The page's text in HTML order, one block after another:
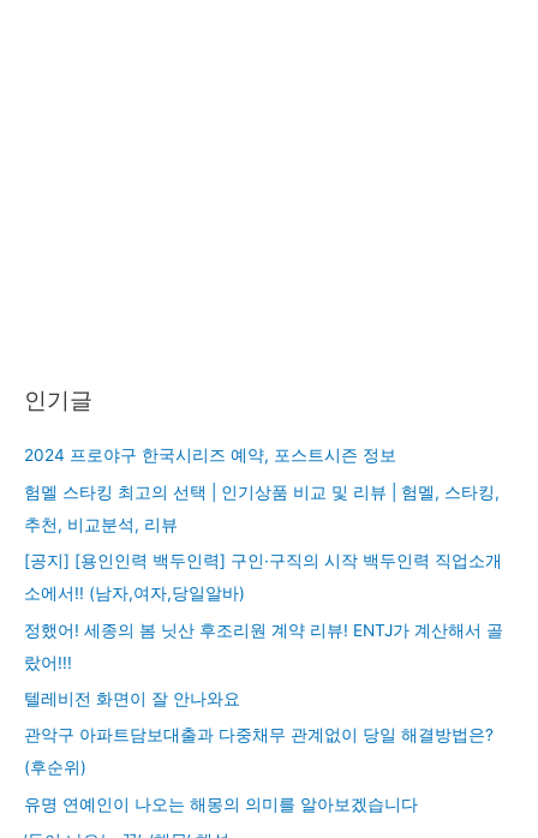
인기글
2024 프로야구 한국시리즈 예약, 포스트시즌 정보
험멜 스타킹 최고의 선택 | 인기상품 비교 및 리뷰 | 험멜, 스타킹,
추천, 비교분석, 리뷰
[공지] [용인인력 백두인력] 구인·구직의 시작 백두인력 직업소개
소에서!! (남자,여자,당일알바)
정했어! 세종의 봄 닛산 후조리원 계약 리뷰! ENTJ가 계산해서 골
랐어!!!
텔레비전 화면이 잘 안나와요
관악구 아파트담보대출과 다중채무 관계없이 당일 해결방법은?
(후순위)
유명 연예인이 나오는 해몽의 의미를 알아보겠습니다